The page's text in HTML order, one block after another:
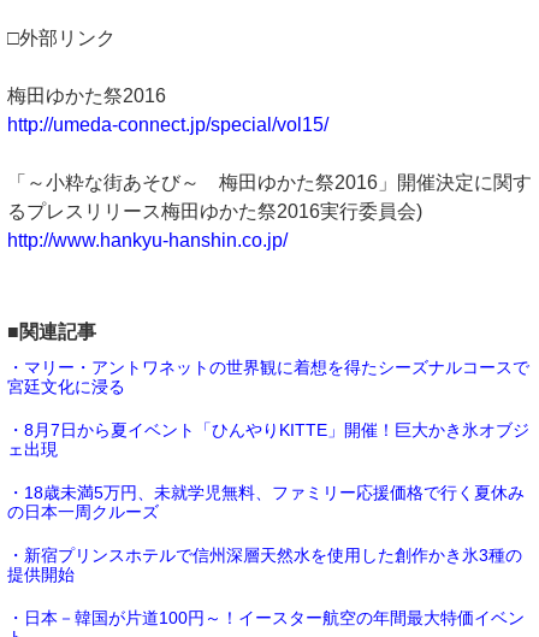
□外部リンク
梅田ゆかた祭2016
http://umeda-connect.jp/special/vol15/
「～小粋な街あそび～ 梅田ゆかた祭2016」開催決定に関す
るプレスリリース梅田ゆかた祭2016実行委員会)
http://www.hankyu-hanshin.co.jp/
■関連記事
・マリー・アントワネットの世界観に着想を得たシーズナルコースで
宮廷文化に浸る
・8月7日から夏イベント「ひんやりKITTE」開催！巨大かき氷オブジ
ェ出現
・18歳未満5万円、未就学児無料、ファミリー応援価格で行く夏休み
の日本一周クルーズ
・新宿プリンスホテルで信州深層天然水を使用した創作かき氷3種の
提供開始
・日本－韓国が片道100円～！イースター航空の年間最大特価イベン